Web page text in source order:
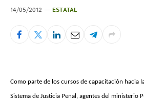
14/05/2012 ESTATAL
Como parte de los cursos de capacitación hacia
Sistema de Justicia Penal, agentes del ministerio